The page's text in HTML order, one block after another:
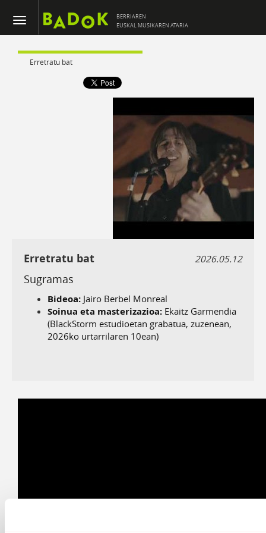
BERRIAREN
EUSKAL MUSIKAREN ATARIA
Erretratu bat
Erretratu bat 2026.05.12
Sugramas
Bideoa: Jairo Berbel Monreal
Soinua eta masterizazioa: Ekaitz Garmendia
(BlackStorm estudioetan grabatua, zuzenean,
2026ko urtarrilaren 10ean)